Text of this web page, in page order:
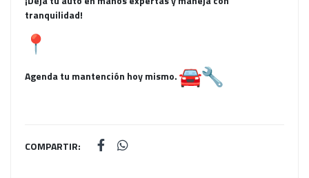
tranquilidad!
Agenda tu mantención hoy mismo.
COMPARTIR: